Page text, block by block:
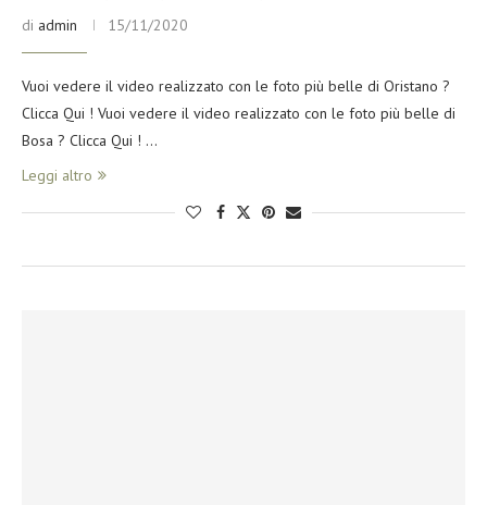
di admin 15/11/2020
Vuoi vedere il video realizzato con le foto più belle di Oristano ?
Clicca Qui ! Vuoi vedere il video realizzato con le foto più belle di
Bosa ? Clicca Qui ! …
Leggi altro